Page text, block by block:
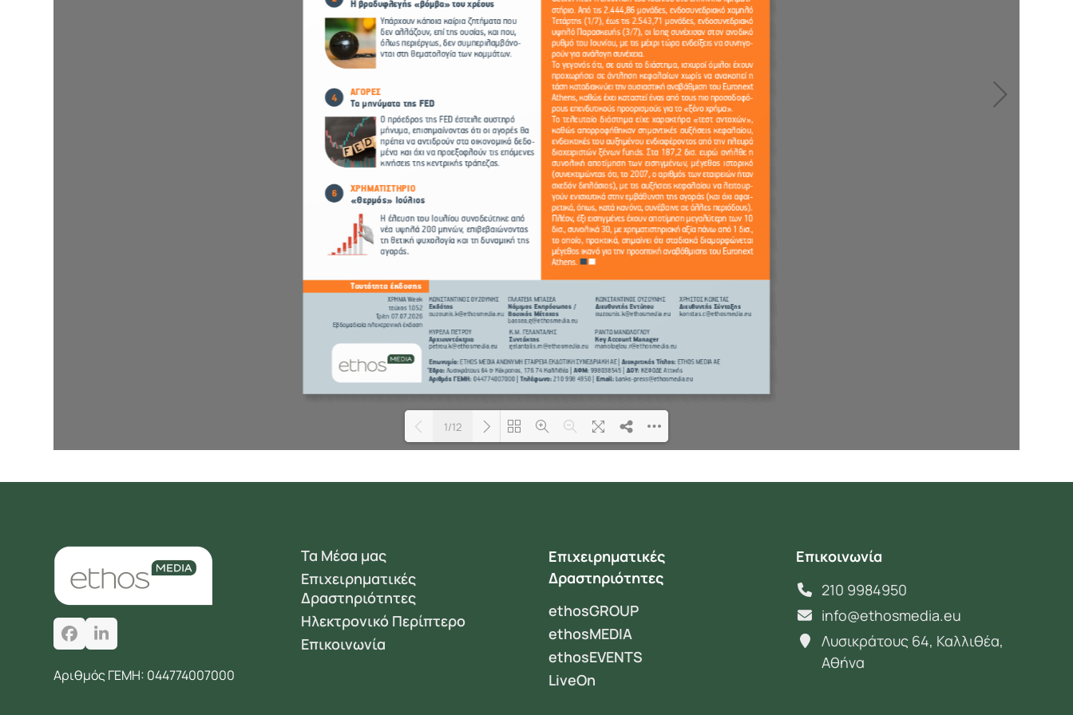
1/12
Facebook
LinkedIn
Αριθμός ΓΕΜΗ: 044774007000
Τα Μέσα μας
Επιχειρηματικές
Δραστηριότητες
Ηλεκτρονικό Περίπτερο
Επικοινωνία
Επιχειρηματικές
Δραστηριότητες
ethosGROUP
ethosMEDIA
ethosEVENTS
LiveOn
Επικοινωνία
210 9984950
info@ethosmedia.eu
Λυσικράτους 64, Καλλιθέα,
Αθήνα